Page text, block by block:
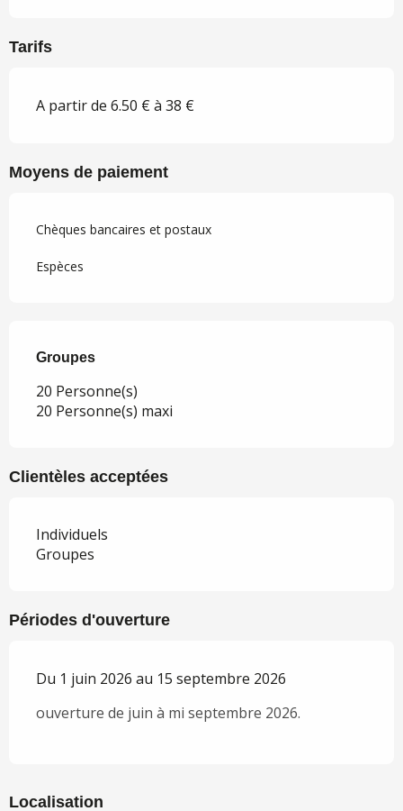
Tarifs
A partir de 6.50 € à 38 €
Moyens de paiement
Chèques bancaires et postaux
Espèces
Groupes
Groupes
20 Personne(s)
20 Personne(s) maxi
Clientèles acceptées
Individuels
Groupes
Périodes d'ouverture
Du 1 juin 2026 au 15 septembre 2026
ouverture de juin à mi septembre 2026.
Localisation